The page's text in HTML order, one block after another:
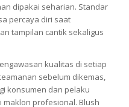
dipakai seharian. Standar
percaya diri saat
tampilan cantik sekaligus
kualitas di setiap
sebelum dikemas,
konsumen dan pelaku
maklon profesional. Blush